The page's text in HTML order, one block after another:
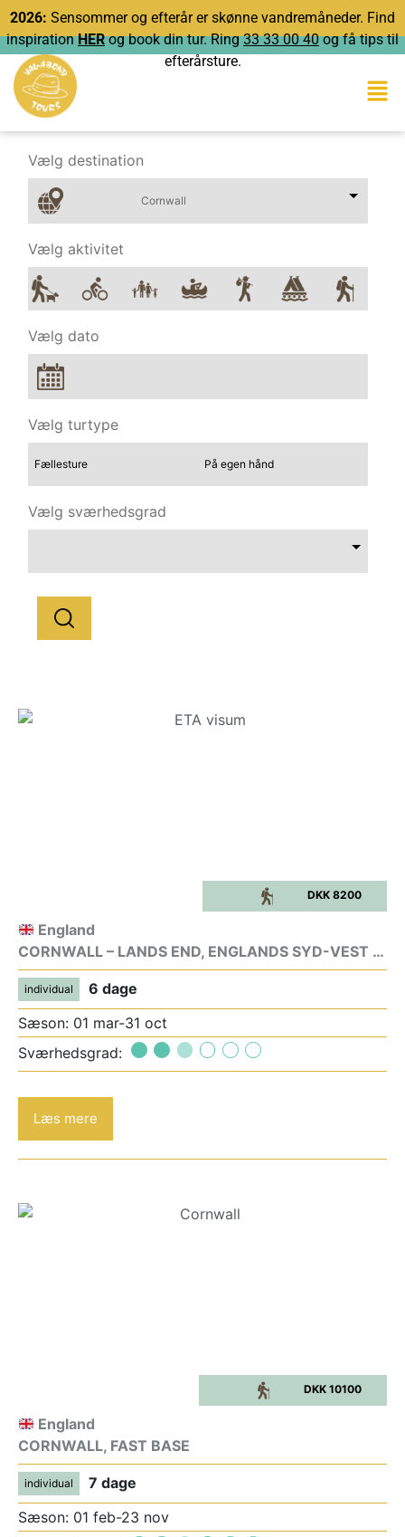
2026: Sensommer og efterår er skønne vandremåneder. Find
inspiration HERog book din tur. Ring33 33 00 40 og få tips til
efterårsture.
Vælg destination
Vælg aktivitet
Vælg dato
Vælg turtype
Fællesture På egen hånd
Vælg sværhedsgrad
DKK 8200
England
CORNWALL – LANDS END, ENGLANDS SYD-VEST KYST
individual
6 dage
Sæson: 01 mar-31 oct
Sværhedsgrad:
Læs mere
DKK 10100
England
CORNWALL, FAST BASE
individual
7 dage
Sæson: 01 feb-23 nov